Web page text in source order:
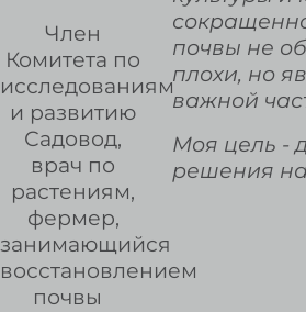
Член
Комитета по
исследованиям
и развитию
Садовод,
врач по
растениям,
фермер,
занимающийся
восстановлением
почвы
почвы не
плохи, но
важной
Моя цель -
решения